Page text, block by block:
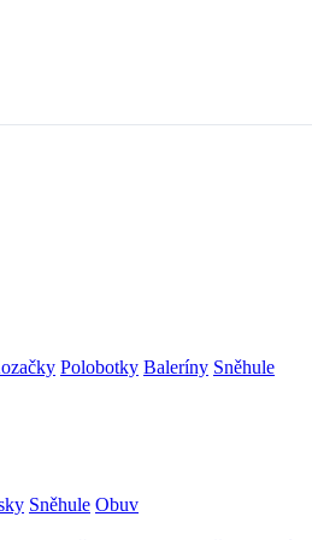
Polobotky Baleríny Sněhule
Sněhule Obuv